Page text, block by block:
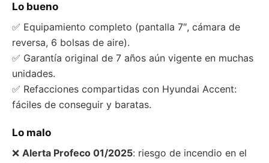
Lo bueno
✅ Equipamiento completo (pantalla 7″, cámara de
reversa, 6 bolsas de aire).
✅ Garantía original de 7 años aún vigente en muchas
unidades.
✅ Refacciones compartidas con Hyundai Accent:
fáciles de conseguir y baratas.
Lo malo
❌ Alerta Profeco 01/2025: riesgo de incendio en el